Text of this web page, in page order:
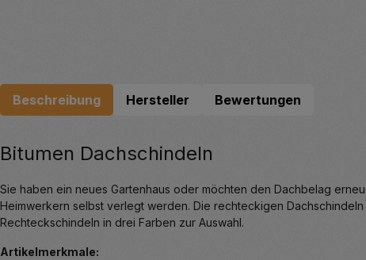
Beschreibung Hersteller Bewertungen
Bitumen Dachschindeln
Sie haben ein neues Gartenhaus oder möchten den Dachbelag
Heimwerkern selbst verlegt werden. Die rechteckigen
Rechteckschindeln in drei Farben zur Auswahl.
Artikelmerkmale: